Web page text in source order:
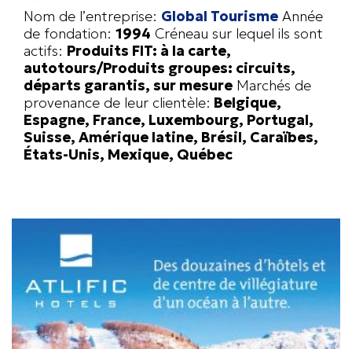
Nom de l’entreprise: Global Tourisme Année
de fondation: 1994 Créneau sur lequel ils sont
actifs: Produits FIT: à la carte,
autotours/Produits groupes: circuits,
départs garantis, sur mesure Marchés de
provenance de leur clientèle: Belgique,
Espagne, France, Luxembourg, Portugal,
Suisse, Amérique latine, Brésil, Caraïbes,
États-Unis, Mexique, Québec